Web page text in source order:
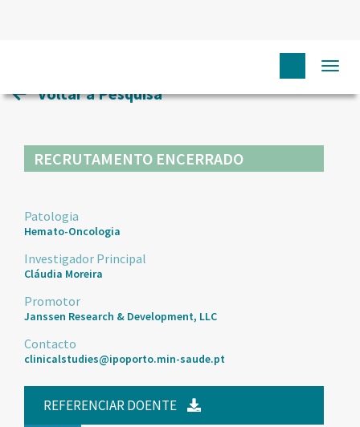
Voltar à Pesquisa
RECRUTAMENTO ENCERRADO
Patologia
Hemato-Oncologia
Investigador Principal
Cláudia Moreira
Promotor
Janssen Research & Development, LLC
Contacto
clinicalstudies@ipoporto.min-saude.pt
REFERENCIAR DOENTE